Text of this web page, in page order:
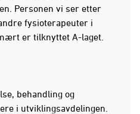
Personen vi ser etter
fysioterapeuter i
er tilknyttet A-laget.
behandling og
i utviklingsavdelingen.